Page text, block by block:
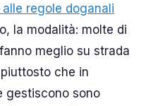
alle regole doganali
la modalità: molte di
meglio su strada
che in
gestiscono sono